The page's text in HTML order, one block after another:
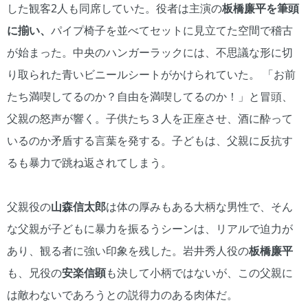
した観客2人も同席していた。役者は主演の板橋廉平を筆頭
に揃い、 パイプ椅子を並べてセットに見立てた空間で稽古
が始まった。中央のハンガーラックには、不思議な形に切
り取られた青いビニールシートがかけられていた。 「お前
たち満喫してるのか？自由を満喫してるのか！」と冒頭、
父親の怒声が響く。子供たち３人を正座させ、酒に酔って
いるのか矛盾する言葉を発する。子どもは、父親に反抗す
るも暴力で跳ね返されてしまう。
父親役の山森信太郎は体の厚みもある大柄な男性で、そん
な父親が子どもに暴力を振るうシーンは、リアルで迫力が
あり、観る者に強い印象を残した。岩井秀人役の板橋廉平
も、兄役の安楽信顕も決して小柄ではないが、この父親に
は敵わないであろうとの説得力のある肉体だ。